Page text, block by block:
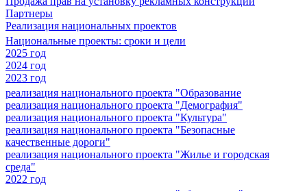
Партнеры
Реализация национальных проектов
Национальные проекты: сроки и цели
2025 год
2024 год
2023 год
реализация национального проекта "Образование
реализация национального проекта "Демография"
реализация национального проекта "Культура"
реализация национального проекта "Безопасные
качественные дороги"
реализация национального проекта "Жилье и городская
среда"
2022 год